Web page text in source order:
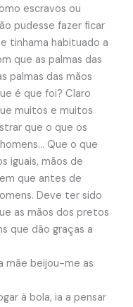
escravos ou
pudesse fazer ficar
tinhama habituado a
que as palmas das
palmas das mãos
é que foi? Claro
muitos e muitos
que o que os
Que o que
iguais, mãos de
que antes de
Deve ter sido
as mãos dos pretos
que dão graças a
mãe beijou-me as
à bola, ia a pensar